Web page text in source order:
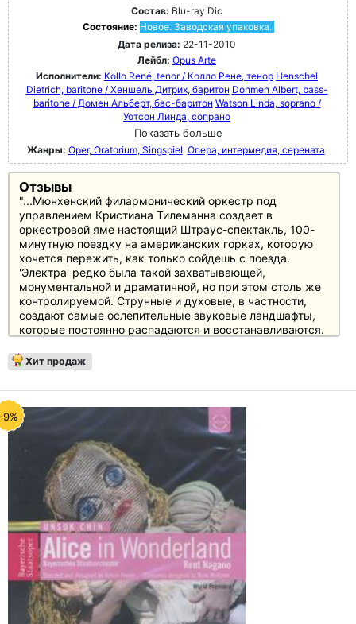
Состав: Blu-ray Dic
Состояние: Новое. Заводская упаковка.
Дата релиза: 22-11-2010
Лейбл: Opus Arte
Исполнители: Kollo René, tenor / Колло Рене, тенор Henschel
Dietrich, baritone / Хеншель Дитрих, баритон Dohmen Albert, bass-
baritone / Домен Альберт, бас-баритон Watson Linda, soprano /
Уотсон Линда, сопрано
Показать больше
Жанры: Oper, Oratorium, Singspiel Опера, интермедия, серената
Отзывы
"...Мюнхенский филармонический оркестр под
управлением Кристиана Тилеманна создает в
оркестровой яме настоящий Штраус-спектакль, 100-
минутную поездку на американских горках, которую
хочется пережить, как только сойдешь с поезда.
'Электра' редко была такой захватывающей,
монументальной и драматичной, но при этом столь же
контролируемой. Струнные и духовые, в частности,
создают самые ослепительные звуковые ландшафты,
которые постоянно распадаются и восстанавливаются.
становится здесь очевидной, и становится понятным
тот шоковый эффект, который произвело это
Пение в этой "Электре" также высочайшего уровня.
Альберт Дохмен (Орест), Линда Уотсон (Электра) и
Рене Колло (Эгист) хорошо известны по Байройту, а
Джейн Хеншель (Клитемнестра) - признанная
исполнительница Штрауса и Вагнера. Поэтому не стоит
беспокоиться о недостатке вокального присутствия.
Песня Хеншель "Ich habe keineguten Nächte"
оказывается изумительно безумной, а ее внезапно
возникающие верхние ноты, словно молния, летят
прямо в задние ряды задние ряды. Линда Уотсон своим
большим голосом доказывает, что она более чем
справляется с трудностями заглавной партии. Не
только в "Allein! Weh, ganz allein", американка
демонстрирует силу, вокальную гибкость и большой
драматический талант"
(Арон Сайед, klassik. com)
Хит продаж
9%